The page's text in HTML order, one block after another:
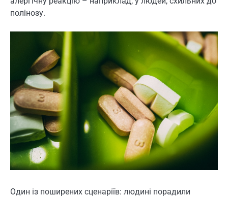
полінозу.
Один із поширених сценаріїв: людині порадили